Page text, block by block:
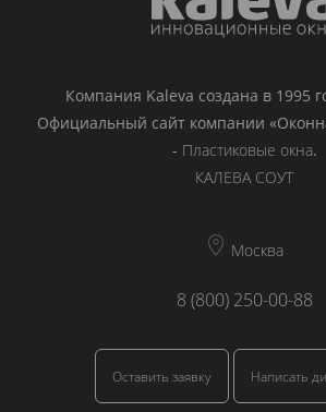
Компания Kaleva создана в 1995
Официальный сайт компании
- Пластиковые окна.
КАЛЕВА СОУТ
Москва
8 (800) 250-00-88
Оставить заявку Написать